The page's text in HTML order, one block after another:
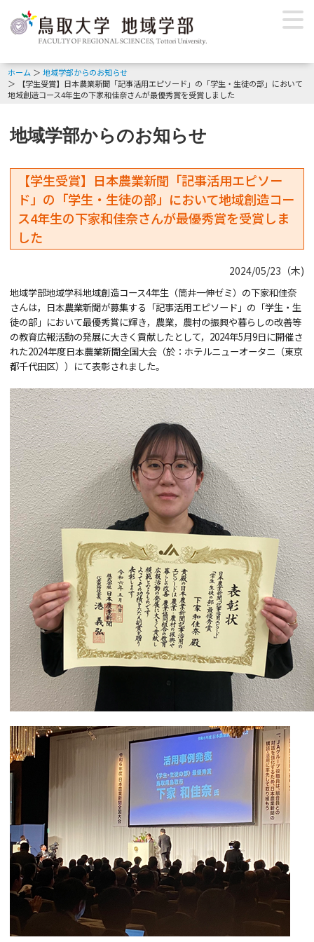
ホーム
地域学部からのお知らせ
【学生受賞】日本農業新聞「記事活用エピソード」の「学生・生徒の部」において
地域創造コース4年生の下家和佳奈さんが最優秀賞を受賞しました
地域学部からのお知らせ
【学生受賞】日本農業新聞「記事活用エピソー
ド」の「学生・生徒の部」において地域創造コー
ス4年生の下家和佳奈さんが最優秀賞を受賞しま
した
2024/05/23（木)
地域学部地域学科地域創造コース4年生（筒井一伸ゼミ）の下家和佳奈
さんは，日本農業新聞が募集する「記事活用エピソード」の「学生・生
徒の部」において最優秀賞に輝き，農業，農村の振興や暮らしの改善等
の教育広報活動の発展に大きく貢献したとして，2024年5月9日に開催さ
れた2024年度日本農業新聞全国大会（於：ホテルニューオータニ（東京
都千代田区））にて表彰されました。